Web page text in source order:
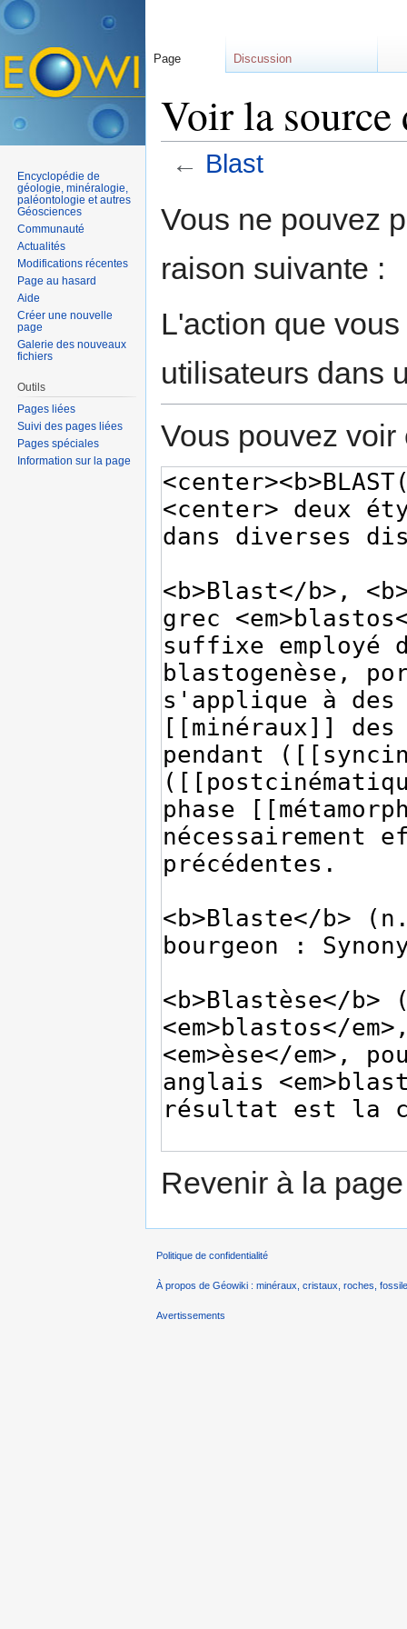
Voir la source
← Blast
Vous ne pouvez
raison suivante :
L'action que
utilisateurs dans
Vous pouvez
Revenir à la
Page Discussion
Encyclopédie de
géologie, minéralogie,
paléontologie et autres
Géosciences
Communauté
Actualités
Modifications récentes
Page au hasard
Aide
Créer une nouvelle
page
Galerie des nouveaux
fichiers
Outils
Pages liées
Suivi des pages liées
Pages spéciales
Information sur la page
Politique de confidentialité
À propos de Géowiki : minéraux, cristaux, roches,
Avertissements